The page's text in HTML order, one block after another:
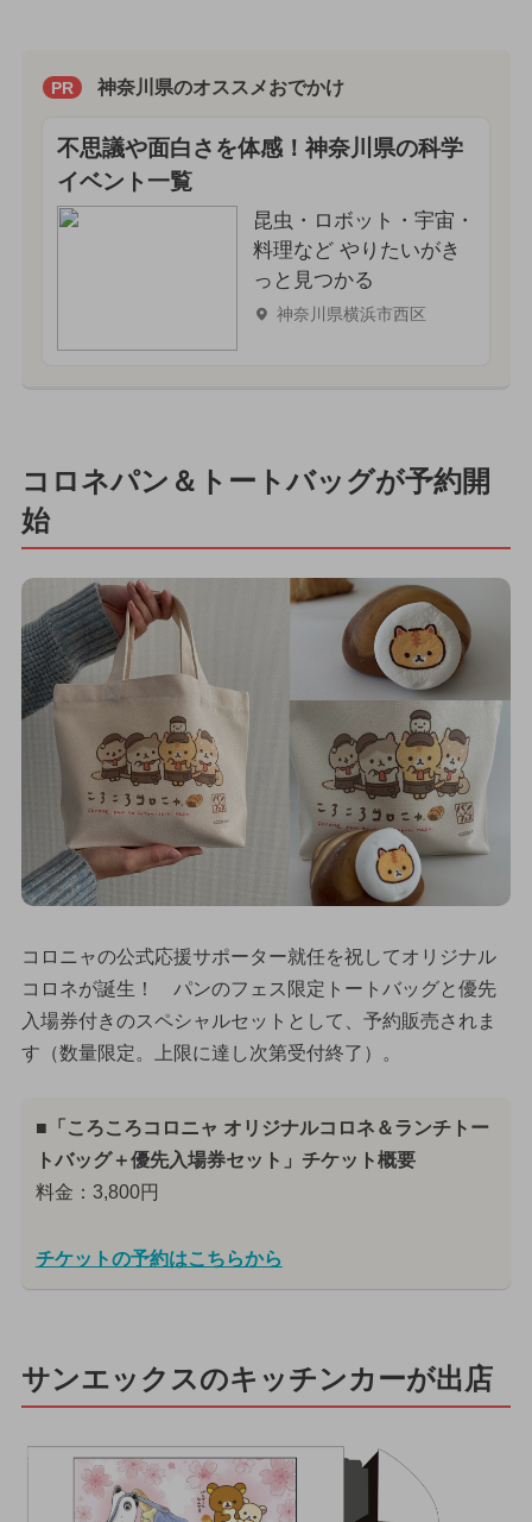
PR 神奈川県のオススメおでかけ
不思議や面白さを体感！神奈川県の科学
イベント一覧
昆虫・ロボット・宇宙・
料理など やりたいがき
っと見つかる
神奈川県横浜市西区
コロネパン＆トートバッグが予約開
始
コロニャの公式応援サポーター就任を祝してオリジナル
コロネが誕生！ パンのフェス限定トートバッグと優先
入場券付きのスペシャルセットとして、予約販売されま
す（数量限定。上限に達し次第受付終了）。
■「ころころコロニャ オリジナルコロネ＆ランチトー
トバッグ＋優先入場券セット」チケット概要
料金：3,800円
チケットの予約はこちらから
サンエックスのキッチンカーが出店